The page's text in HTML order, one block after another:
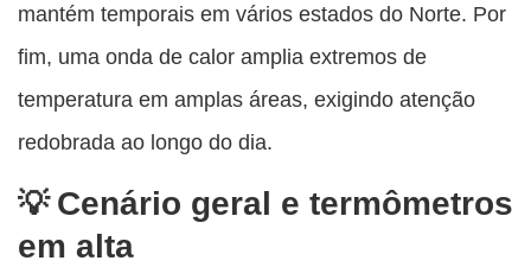
mantém temporais em vários estados do Norte. Por
fim, uma onda de calor amplia extremos de
temperatura em amplas áreas, exigindo atenção
redobrada ao longo do dia.
Cenário geral e termômetros
em alta